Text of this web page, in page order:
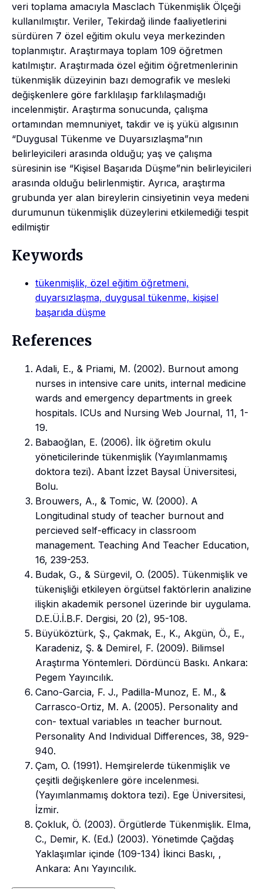
veri toplama amacıyla Masclach Tükenmişlik Ölçeği
kullanılmıştır. Veriler, Tekirdağ ilinde faaliyetlerini
sürdüren 7 özel eğitim okulu veya merkezinden
toplanmıştır. Araştırmaya toplam 109 öğretmen
katılmıştır. Araştırmada özel eğitim öğretmenlerinin
tükenmişlik düzeyinin bazı demografik ve mesleki
değişkenlere göre farklılaşıp farklılaşmadığı
incelenmiştir. Araştırma sonucunda, çalışma
ortamından memnuniyet, takdir ve iş yükü algısının
“Duygusal Tükenme ve Duyarsızlaşma”nın
belirleyicileri arasında olduğu; yaş ve çalışma
süresinin ise “Kişisel Başarıda Düşme”nin belirleyicileri
arasında olduğu belirlenmiştir. Ayrıca, araştırma
grubunda yer alan bireylerin cinsiyetinin veya medeni
durumunun tükenmişlik düzeylerini etkilemediği tespit
edilmiştir
Keywords
tükenmişlik, özel eğitim öğretmeni,
duyarsızlaşma, duygusal tükenme, kişisel
başarıda düşme
References
Adali, E., & Priami, M. (2002). Burnout among
nurses in intensive care units, internal medicine
wards and emergency departments in greek
hospitals. ICUs and Nursing Web Journal, 11, 1-
19.
Babaoğlan, E. (2006). İlk öğretim okulu
yöneticilerinde tükenmişlik (Yayımlanmamış
doktora tezi). Abant İzzet Baysal Üniversitesi,
Bolu.
Brouwers, A., & Tomic, W. (2000). A
Longitudinal study of teacher burnout and
percieved self-efficacy in classroom
management. Teaching And Teacher Education,
16, 239-253.
Budak, G., & Sürgevil, O. (2005). Tükenmişlik ve
tükenişliği etkileyen örgütsel faktörlerin analizine
ilişkin akademik personel üzerinde bir uygulama.
D.E.Ü.İ.B.F. Dergisi, 20 (2), 95-108.
Büyüköztürk, Ş., Çakmak, E., K., Akgün, Ö., E.,
Karadeniz, Ş. & Demirel, F. (2009). Bilimsel
Araştırma Yöntemleri. Dördüncü Baskı. Ankara:
Pegem Yayıncılık.
Cano-Garcia, F. J., Padilla-Munoz, E. M., &
Carrasco-Ortiz, M. A. (2005). Personality and
con- textual variables ın teacher burnout.
Personality And Individual Differences, 38, 929-
940.
Çam, O. (1991). Hemşirelerde tükenmişlik ve
çeşitli değişkenlere göre incelenmesi.
(Yayımlanmamış doktora tezi). Ege Üniversitesi,
İzmir.
Çokluk, Ö. (2003). Örgütlerde Tükenmişlik. Elma,
C., Demir, K. (Ed.) (2003). Yönetimde Çağdaş
Yaklaşımlar içinde (109-134) İkinci Baskı, ,
Ankara: Anı Yayıncılık.